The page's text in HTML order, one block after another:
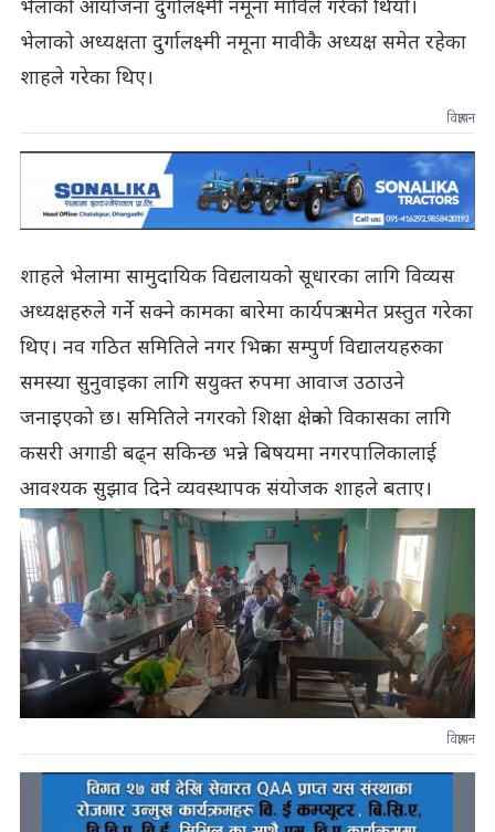
भेलाको आयोजना दुर्गालक्ष्मी नमूना माविले गरेको थियो।
भेलाको अध्यक्षता दुर्गालक्ष्मी नमूना मावीकै अध्यक्ष समेत रहेका
शाहले गरेका थिए।
विज्ञापन
शाहले भेलामा सामुदायिक विद्यलायको सूधारका लागि विव्यस
अध्यक्षहरुले गर्ने सक्ने कामका बारेमा कार्यपत्र समेत प्रस्तुत गरेका
थिए। नव गठित समितिले नगर भित्रका सम्पुर्ण विद्यालयहरुका
समस्या सुनुवाइका लागि सयुक्त रुपमा आवाज उठाउने
जनाइएको छ। समितिले नगरको शिक्षा क्षेत्रको विकासका लागि
कसरी अगाडी बढ्न सकिन्छ भन्ने बिषयमा नगरपालिकालाई
आवश्यक सुझाव दिने व्यवस्थापक संयोजक शाहले बताए।
विज्ञापन